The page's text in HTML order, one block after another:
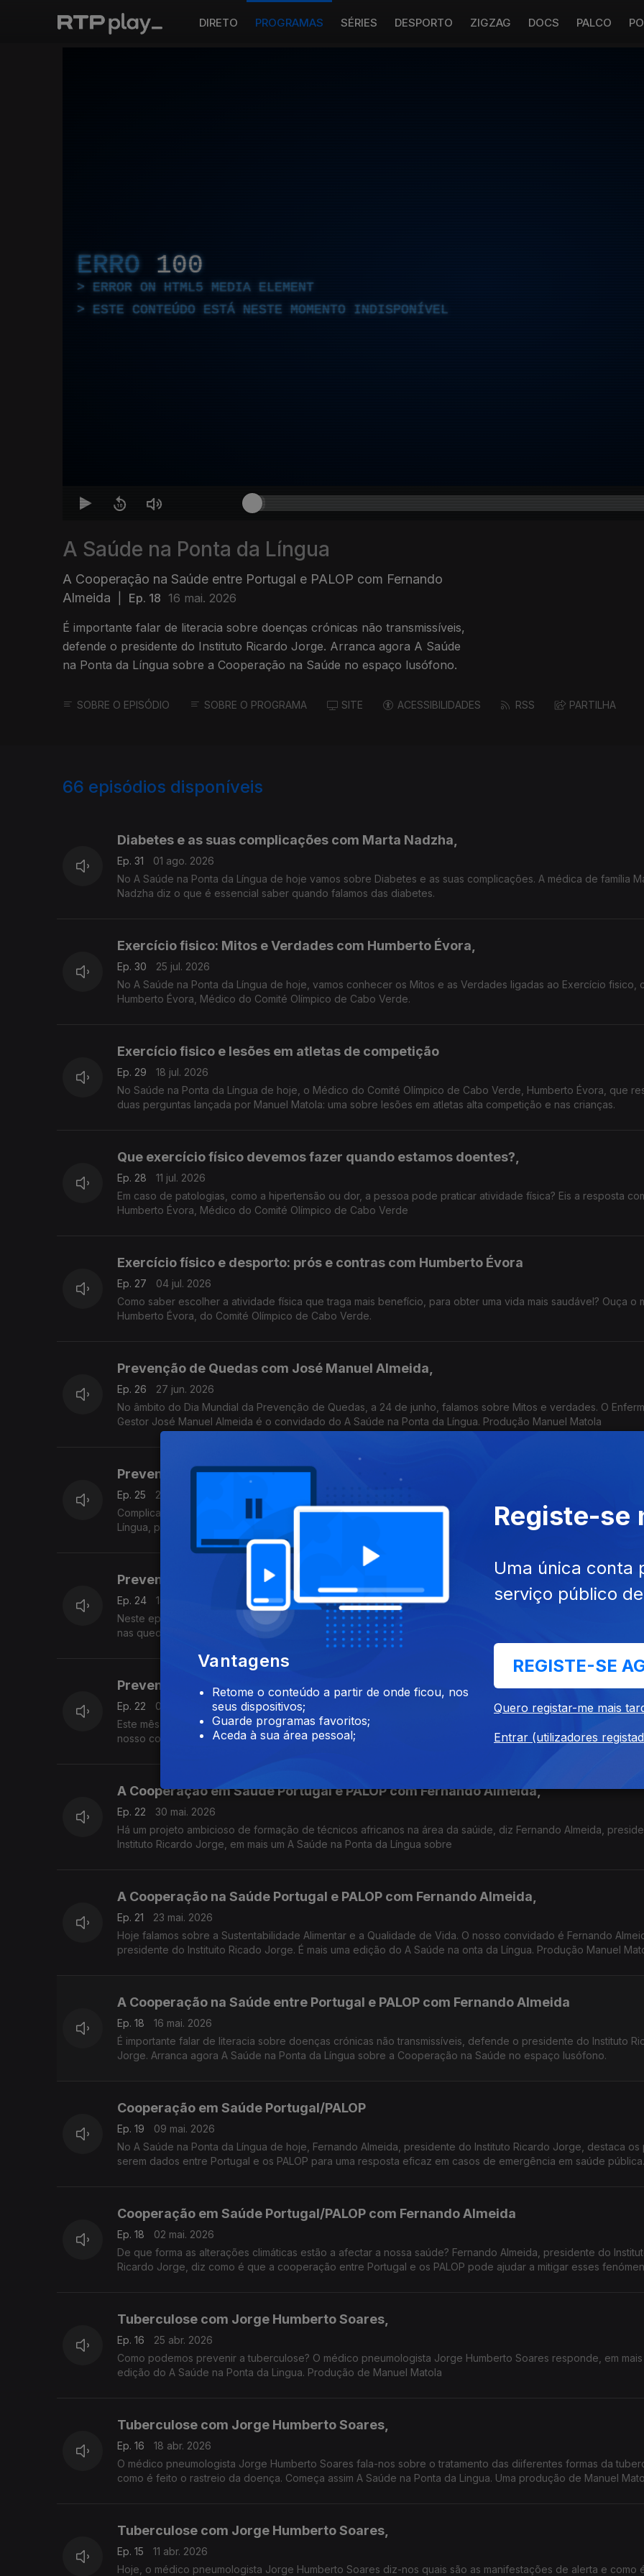
DIRETO PROGRAMAS SÉRIES DESPORTO ZIGZAG DOCS PALCO
ERRO 100
ERROR ON HTML5 MEDIA ELEMENT
ESTE CONTEÚDO ESTÁ NESTE MOMENTO INDISPONÍVEL
A Saúde na Ponta da Língua
A Cooperação na Saúde entre Portugal e PALOP com Fernando
Almeida
Ep. 18 16 mai. 2026
É importante falar de literacia sobre doenças crónicas não transmissíveis,
defende o presidente do Instituto Ricardo Jorge. Arranca agora A Saúde
na Ponta da Língua sobre a Cooperação na Saúde no espaço lusófono.
SOBRE O EPISÓDIO SOBRE O PROGRAMA SITE ACESSIBILIDADES RSS PARTILHA
66 episódios disponíveis
Diabetes e as suas complicações com Marta Nadzha,
Ep. 31
01 ago. 2026
No A Saúde na Ponta da Língua de hoje vamos sobre Diabetes e as suas complicações. A médica de família
Nadzha diz o que é essencial saber quando falamos das diabetes.
Exercício fisico: Mitos e Verdades com Humberto Évora,
Ep. 30
25 jul. 2026
No A Saúde na Ponta da Língua de hoje, vamos conhecer os Mitos e as Verdades ligadas ao Exercício fisico,
Humberto Évora, Médico do Comité Olímpico de Cabo Verde.
Exercício fisico e lesões em atletas de competição
Ep. 29
18 jul. 2026
No Saúde na Ponta da Língua de hoje, o Médico do Comité Olímpico de Cabo Verde, Humberto Évora, que responde a
duas perguntas lançada por Manuel Matola: uma sobre lesões em atletas alta competição e nas crianças.
Que exercício físico devemos fazer quando estamos doentes?,
Ep. 28
11 jul. 2026
Em caso de patologias, como a hipertensão ou dor, a pessoa pode praticar atividade física? Eis a resposta
Humberto Évora, Médico do Comité Olímpico de Cabo Verde
Exercício físico e desporto: prós e contras com Humberto Évora
Ep. 27
04 jul. 2026
Como saber escolher a atividade física que traga mais benefício, para obter uma vida mais saudável? Ouça o
Humberto Évora, do Comité Olímpico de Cabo Verde.
Prevenção de Quedas com José Manuel Almeida,
Ep. 26
27 jun. 2026
No âmbito do Dia Mundial da Prevenção de Quedas, a 24 de junho, falamos sobre Mitos e verdades. O
Gestor José Manuel Almeida é o convidado do A Saúde na Ponta da Língua. Produção Manuel Matola
Prevenção de Quedas com José Manuel Almeida,
Ep. 25
20 jun. 2026
Complicações das quedas é o tema que o Enfermeiro-Gestor José Manuel Almeida vai falar no A Saúde na
Língua, por ocasião do Dia Mundial da Prevenção de Quedas, que se assinala a 24 de junho
Prevenção de Quedas com José Manuel Almeida,
Ep. 24
13 jun. 2026
Neste episódio do A Saúde na Ponta da Língua, o Enfermeiro-Gestor José Manuel Almeid fala sobre os fatores
nas quedas. A 24 de junho assinala-se o Dia Mundial da Prevenção de Quedas.
Prevenção de Quedas com José Manuel Almeida,
Ep. 22
06 jun. 2026
Este mês falamos sobre quedas, no âmbito do Dia Mundial da Prevenção de Quedas, que se assinala a 24 de
nosso convidado é o Enfermeiro-Gestor José Manuel Almeida.
A Cooperação em Saúde Portugal e PALOP com Fernando Almeida,
Ep. 22
30 mai. 2026
Há um projeto ambicioso de formação de técnicos africanos na área da saúide, diz Fernando Almeida,
Instituto Ricardo Jorge, em mais um A Saúde na Ponta da Língua sobre
A Cooperação na Saúde Portugal e PALOP com Fernando Almeida,
Ep. 21
23 mai. 2026
Hoje falamos sobre a Sustentabilidade Alimentar e a Qualidade de Vida. O nosso convidado é Fernando
presidente do Instituito Ricado Jorge. É mais uma edição do A Saúde na onta da Língua. Produção Manuel
A Cooperação na Saúde entre Portugal e PALOP com Fernando Almeida
Ep. 18
16 mai. 2026
É importante falar de literacia sobre doenças crónicas não transmissíveis, defende o presidente do Instituto
Jorge. Arranca agora A Saúde na Ponta da Língua sobre a Cooperação na Saúde no espaço lusófono.
Cooperação em Saúde Portugal/PALOP
Ep. 19
09 mai. 2026
No A Saúde na Ponta da Língua de hoje, Fernando Almeida, presidente do Instituto Ricardo Jorge, destaca os
serem dados entre Portugal e os PALOP para uma resposta eficaz em casos de emergência em saúde pública.
Cooperação em Saúde Portugal/PALOP com Fernando Almeida
Ep. 18
02 mai. 2026
De que forma as alterações climáticas estão a afectar a nossa saúde? Fernando Almeida, presidente do
Ricardo Jorge, diz como é que a cooperação entre Portugal e os PALOP pode ajudar a mitigar esses
Tuberculose com Jorge Humberto Soares,
Ep. 16
25 abr. 2026
Como podemos prevenir a tuberculose? O médico pneumologista Jorge Humberto Soares responde, em mais
edição do A Saúde na Ponta da Lingua. Produção de Manuel Matola
Tuberculose com Jorge Humberto Soares,
Ep. 16
18 abr. 2026
O médico pneumologista Jorge Humberto Soares fala-nos sobre o tratamento das diiferentes formas da
como é feito o rastreio da doença. Começa assim A Saúde na Ponta da Lingua. Uma produção de Manuel
Tuberculose com Jorge Humberto Soares,
Ep. 15
11 abr. 2026
Hoje, o médico pneumologista Jorge Humberto Soares diz-nos quais são as manifestações de alerta e como
Vantagens
Retome o conteúdo a partir de onde ficou, nos
seus dispositivos;
Guarde programas favoritos;
Aceda à sua área pessoal;
Registe-se
Uma única conta
serviço público
REGISTE-SE
Quero registar-me mais
Entrar (utilizadores